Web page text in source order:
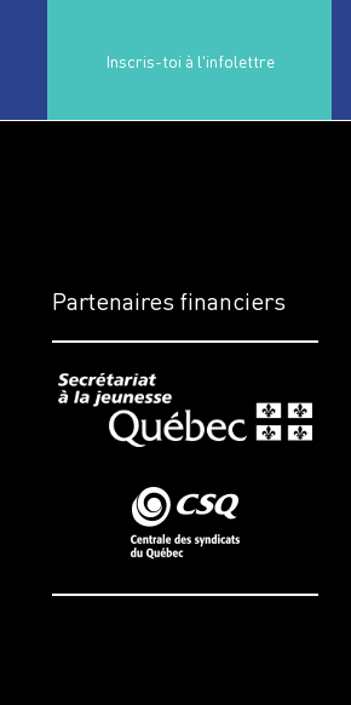
Inscris-toi à l'infolettre
Partenaires financiers